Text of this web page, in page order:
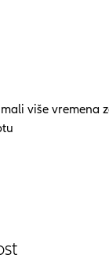
više vremena